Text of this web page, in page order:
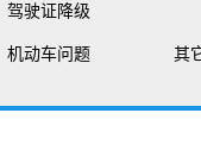
驾驶证降级
机动车问题 其